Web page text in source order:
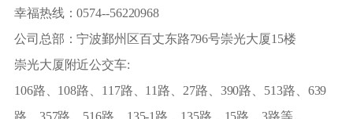
幸福热线：0574--56220968
公司总部：宁波鄞州区百丈东路796号崇光大厦15楼
崇光大厦附近公交车:
106路、108路、117路、11路、27路、390路、513路、639